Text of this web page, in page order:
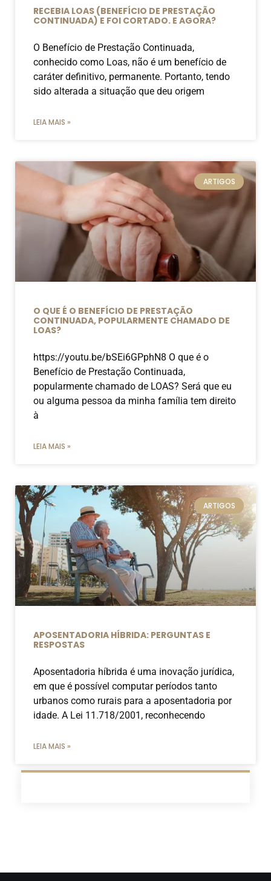
RECEBIA LOAS (BENEFÍCIO DE PRESTAÇÃO
CONTINUADA) E FOI CORTADO. E AGORA?
O Benefício de Prestação Continuada,
conhecido como Loas, não é um benefício de
caráter definitivo, permanente. Portanto, tendo
sido alterada a situação que deu origem
LEIA MAIS »
ARTIGOS
O QUE É O BENEFÍCIO DE PRESTAÇÃO
CONTINUADA, POPULARMENTE CHAMADO DE
LOAS?
https://youtu.be/bSEi6GPphN8 O que é o
Benefício de Prestação Continuada,
popularmente chamado de LOAS? Será que eu
ou alguma pessoa da minha família tem direito
à
LEIA MAIS »
ARTIGOS
APOSENTADORIA HÍBRIDA: PERGUNTAS E
RESPOSTAS
Aposentadoria híbrida é uma inovação jurídica,
em que é possível computar períodos tanto
urbanos como rurais para a aposentadoria por
idade. A Lei 11.718/2001, reconhecendo
LEIA MAIS »